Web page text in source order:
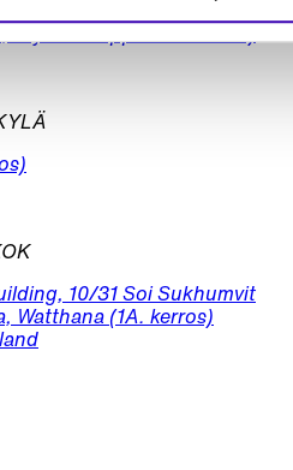
10/31 Soi Sukhumvit
Watthana (1A. kerros)